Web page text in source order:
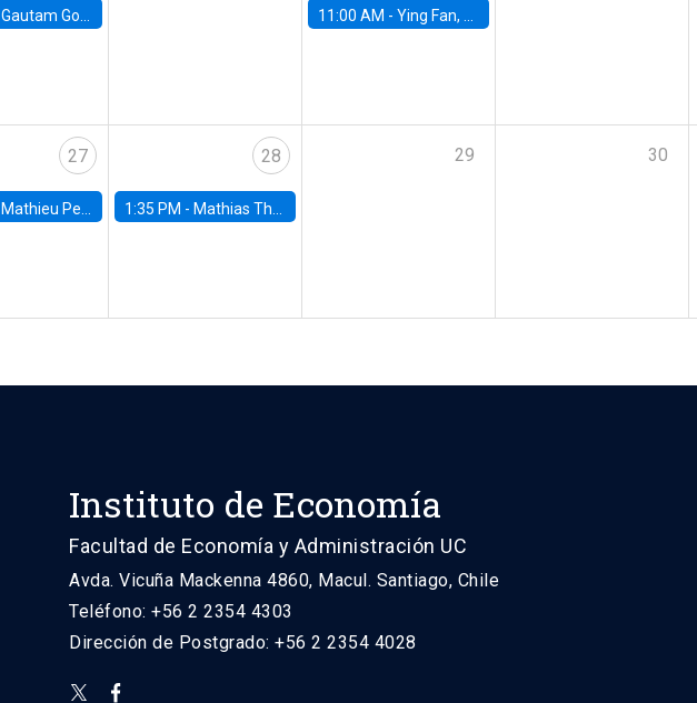
Gautam Gowrisankaran, Columbia University 11:00 AM -Ying Fan, University of Michigan
27
Mathieu Pedemonte, IDB
28
1:35 PM - Mathias Thoenig, University of Lausanne
29 30
Instituto de Economía
Facultad de Economía y Administración UC
Avda. Vicuña Mackenna 4860, Macul. Santiago, Chile
Teléfono: +56 2 2354 4303
Dirección de Postgrado: +56 2 2354 4028